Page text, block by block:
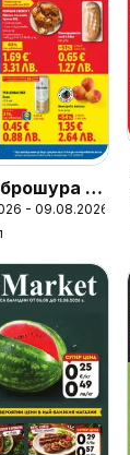
-
моменти
- 09.08.2026